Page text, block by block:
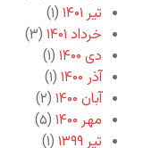
تیر ۱۴۰۱
(۱)
خرداد ۱۴۰۱
(۳)
دی ۱۴۰۰
(۱)
آذر ۱۴۰۰
(۱)
آبان ۱۴۰۰
(۲)
مهر ۱۴۰۰
(۵)
تیر ۱۳۹۹
(۱)